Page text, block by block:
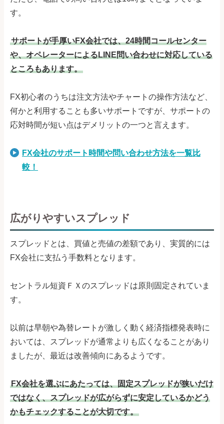
す。
サポートが手厚いFX会社では、24時間コールセンター
や、オペレーターによるLINE問い合わせに対応している
ところもあります。
FX初心者のうちは注文方法やチャートの操作方法など、
何かと利用することも多いサポートですが、サポートの
応対時間が短い点はデメリットの一つと言えます。
FX会社のサポート時間や問い合わせ方法を一覧比
較！
広がりやすいスプレッド
スプレッドとは、買値と売値の差額であり、実質的には
FX会社に支払う手数料となります。
セントラル短資ＦＸのスプレッドは原則固定されていま
す。
以前は早朝や為替レートが激しく動く経済指標発表時に
おいては、スプレッドが通常よりも広くなることがあり
ましたが、最近は改善傾向にあるようです。
FX会社を選ぶにあたっては、固定スプレッドが狭いだけ
ではなく、スプレッドが広がらずに安定しているかどう
かもチェックすることが大切です。